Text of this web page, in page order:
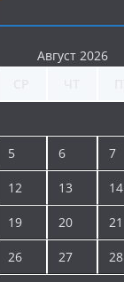
Август 2026
5 6 7
12 13 14
19 20 21
26 27 28